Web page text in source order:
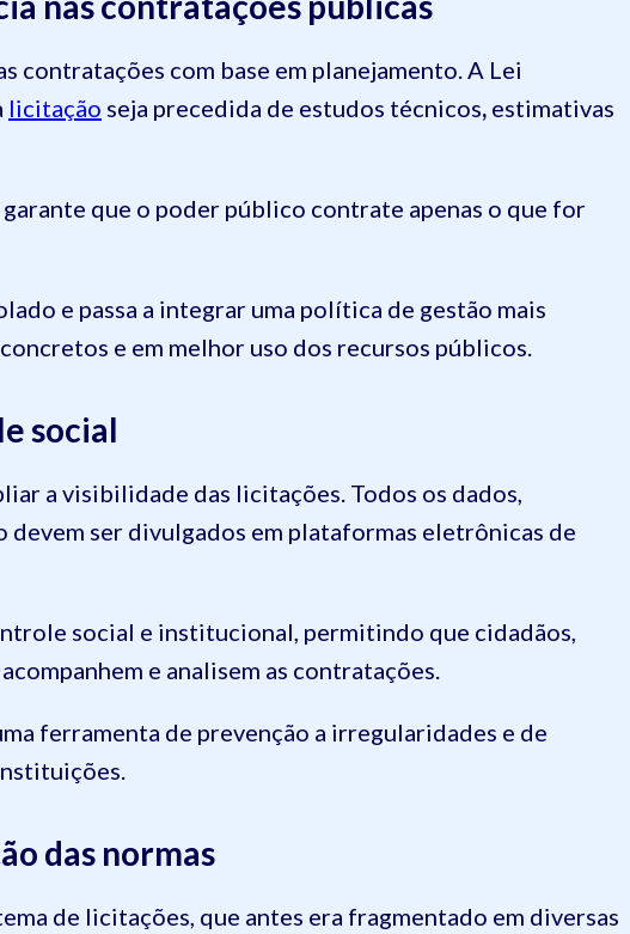
contratações com base em planejamento. A Lei
licitação seja precedida de estudos técnicos, estimativas
que o poder público contrate apenas o que for
e passa a integrar uma política de gestão mais
e em melhor uso dos recursos públicos.
social
a visibilidade das licitações. Todos os dados,
devem ser divulgados em plataformas eletrônicas de
social e institucional, permitindo que cidadãos,
e analisem as contratações.
ferramenta de prevenção a irregularidades e de
das normas
de licitações, que antes era fragmentado em diversas